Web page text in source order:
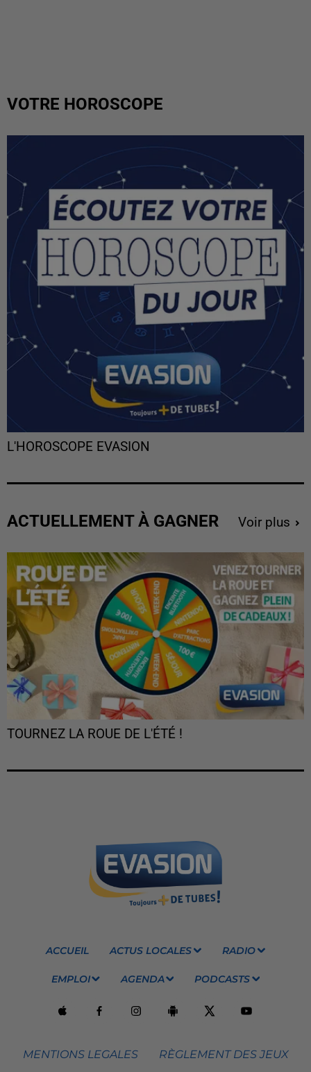
VOTRE HOROSCOPE
L'HOROSCOPE EVASION
ACTUELLEMENT À GAGNER Voir plus
TOURNEZ LA ROUE DE L'ÉTÉ !
ACCUEIL ACTUS LOCALES RADIO
EMPLOI AGENDA PODCASTS
MENTIONS LEGALES RÈGLEMENT DES JEUX